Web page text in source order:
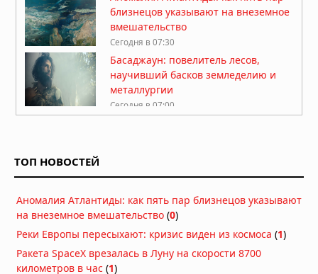
близнецов указывают на внеземное
вмешательство
Сегодня в 07:30
Басаджаун: повелитель лесов,
научивший басков земледелию и
металлургии
Сегодня в 07:00
звёздные врата: загадки ледяного
континента
Вчера в 07:54
Расшифрованный свиток рассказал
ТОП НОВОСТЕЙ
Аномалия Атлантиды: как пять пар близнецов указывают
на внеземное вмешательство (0)
Реки Европы пересыхают: кризис виден из космоса (1)
Ракета SpaceX врезалась в Луну на скорости 8700
километров в час (1)